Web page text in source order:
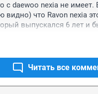
с daewoo nexia не
что Ravon nexia
выпускался 6 лет и
Читать все